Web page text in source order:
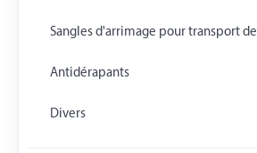
Sangles d'arrimage pour transport
Antidérapants
Divers